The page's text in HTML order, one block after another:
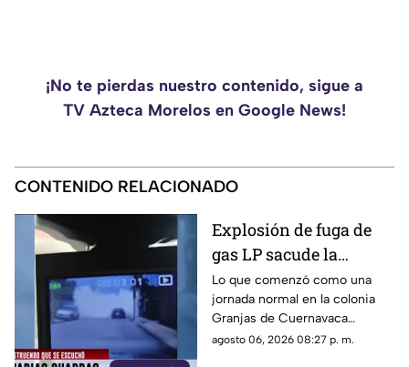
¡No te pierdas nuestro contenido, sigue a
TV Azteca Morelos en Google News!
CONTENIDO RELACIONADO
Explosión de fuga de
gas LP sacude la
colonia Las Granjas
Lo que comenzó como una
jornada normal en la colonia
Granjas de Cuernavaca
terminó en una movilización
agosto 06, 2026 08:27 p. m.